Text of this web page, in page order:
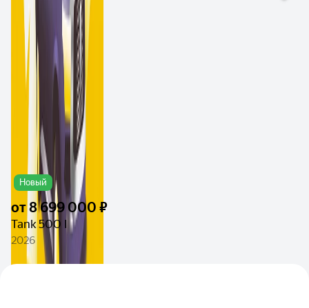
Новый
от8 699 000 ₽
Tank 500 I
2026